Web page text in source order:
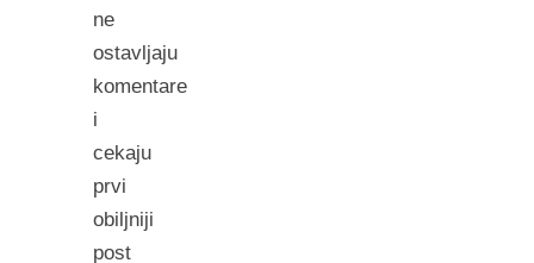
ne
ostavljaju
komentare
i
cekaju
prvi
obiljniji
post